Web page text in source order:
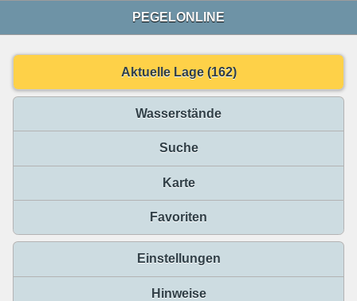
PEGELONLINE
Aktuelle Lage (162)
Wasserstände
Suche
Karte
Favoriten
Einstellungen
Hinweise